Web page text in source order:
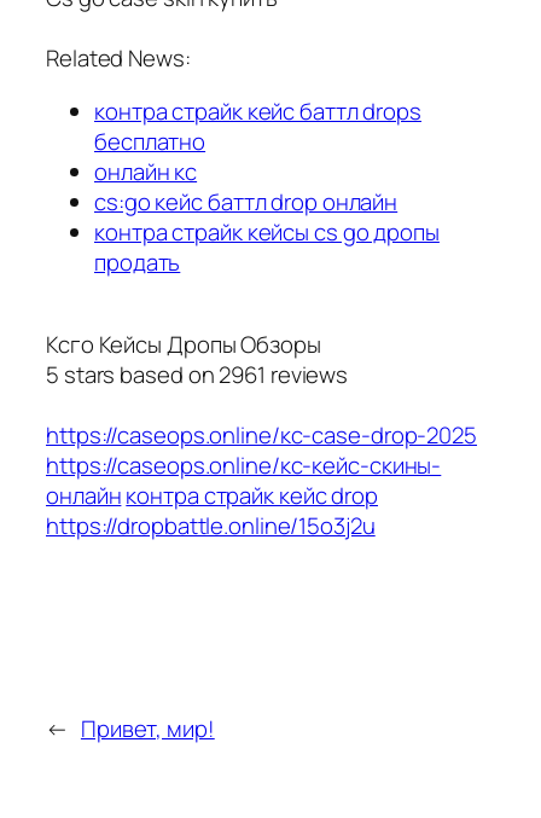
Related News:
контра страйк кейс баттл drops
бесплатно
онлайн кс
cs:go кейс баттл drop онлайн
контра страйк кейсы cs go дропы
продать
Ксго Кейсы Дропы Обзоры
5 stars based on2961 reviews
https://caseops.online/кс-case-drop-2025
https://caseops.online/кс-кейс-скины-
онлайнконтра страйк кейс drop
https://dropbattle.online/15o3j2u
← Привет, мир!